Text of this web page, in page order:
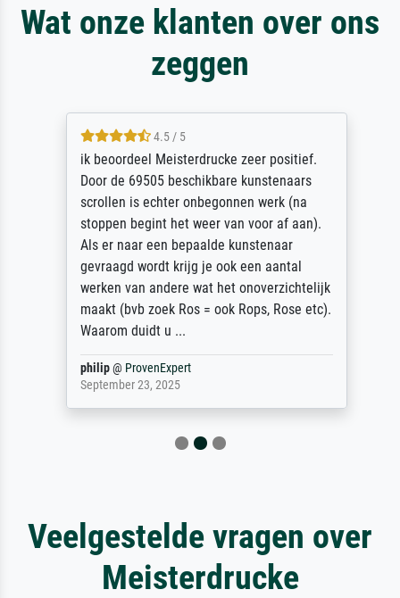
Wat onze klanten over ons
zeggen
4.5 / 5
ik beoordeel Meisterdrucke zeer positief.
Door de 69505 beschikbare kunstenaars
scrollen is echter onbegonnen werk (na
stoppen begint het weer van voor af aan).
Als er naar een bepaalde kunstenaar
gevraagd wordt krijg je ook een aantal
werken van andere wat het onoverzichtelijk
maakt (bvb zoek Ros = ook Rops, Rose etc).
Waarom duidt u ...
philip@ProvenExpert
September 23, 2025
Veelgestelde vragen over
Meisterdrucke